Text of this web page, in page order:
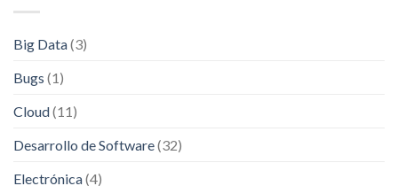
Big Data(3)
Bugs (1)
Cloud(11)
Desarrollo de Software(32)
Electrónica(4)